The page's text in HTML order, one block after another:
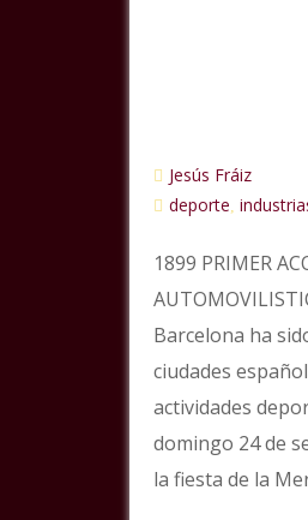
Jesús Fráiz
deporte,
1899 PRIMER
Barcelona ha
ciudades
actividades
domingo 24 de
la fiesta de la